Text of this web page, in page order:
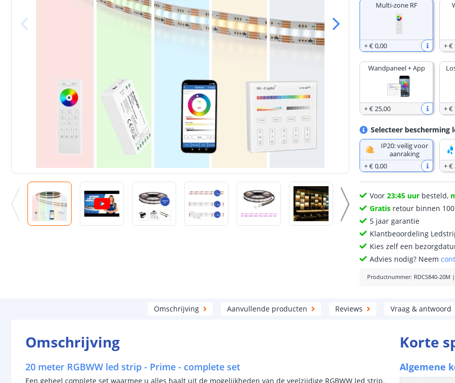
Multi-zone RF
+€ 0,00 +€
Wandpaneel + App
+€ 25,00 +€
Selecteer bescherming
IP20: veilig voor
aanraking
+€ 0,00
+€
Voor23:45 uur besteld,
Gratis retour binnen
5 jaar garantie
Klantbeoordeling
Kies zelf een
Advies nodig? Neem
Productnummer: RDCS840-20M |
Omschrijving Aanvullende producten Reviews Vraag & antwoord
Omschrijving
20 meter RGBWW led strip - Prime - complete set
Een geheel complete set waarmee u alles haalt uit de mogelijkheden van de veelzijdige RGBWW led strip.
Korte
Algemene